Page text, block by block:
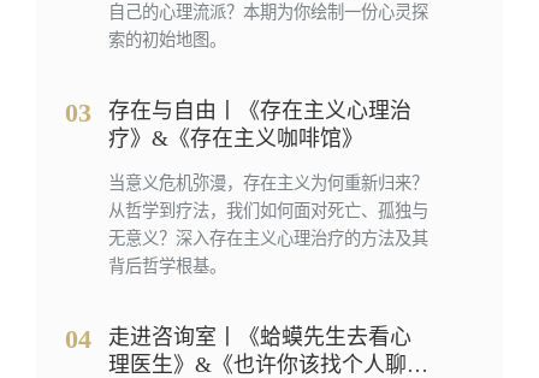
自己的心理流派？本期为你绘制一份心灵探
索的初始地图。
03
存在与自由丨《存在主义心理治
疗》&《存在主义咖啡馆》
当意义危机弥漫，存在主义为何重新归来？
从哲学到疗法，我们如何面对死亡、孤独与
无意义？深入存在主义心理治疗的方法及其
背后哲学根基。
04
走进咨询室丨《蛤蟆先生去看心
理医生》&《也许你该找个人聊